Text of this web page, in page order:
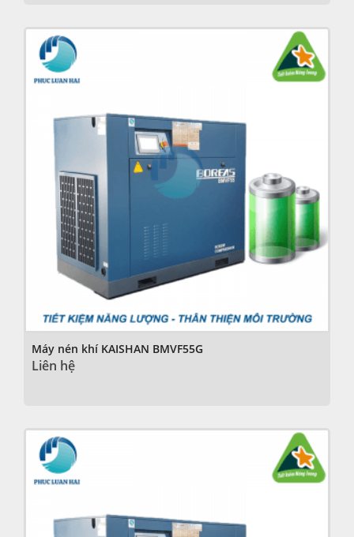
Máy nén khí KAISHAN BMVF55G
Liên hệ